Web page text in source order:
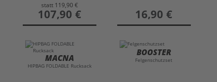
statt 119,90 €
preis
107,90 € preis
16,90 €
MACNA
HIPBAG FOLDABLE Rucksack
BOOSTER
Felgenschutzset